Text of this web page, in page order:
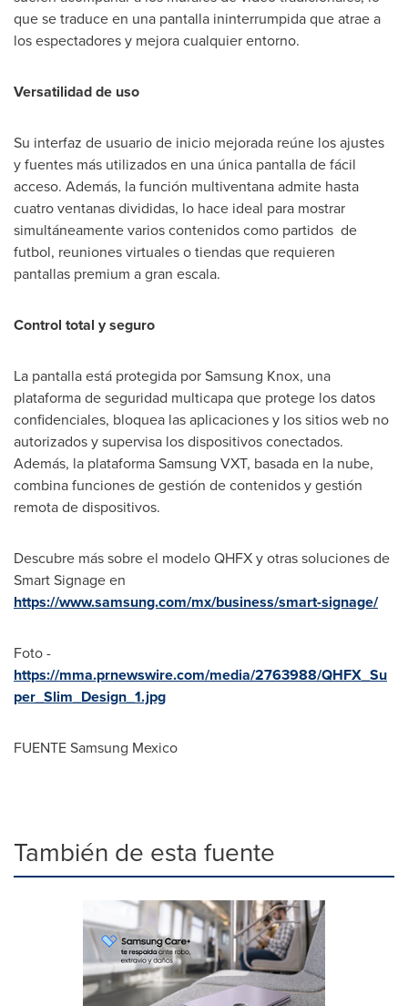
que se traduce en una pantalla ininterrumpida que atrae a
los espectadores y mejora cualquier entorno.
Versatilidad de uso
Su interfaz de usuario de inicio mejorada reúne los ajustes
y fuentes más utilizados en una única pantalla de fácil
acceso. Además, la función multiventana admite hasta
cuatro ventanas divididas, lo hace ideal para mostrar
simultáneamente varios contenidos como partidos de
futbol, reuniones virtuales o tiendas que requieren
pantallas premium a gran escala.
Control total y seguro
La pantalla está protegida por Samsung Knox, una
plataforma de seguridad multicapa que protege los datos
confidenciales, bloquea las aplicaciones y los sitios web no
autorizados y supervisa los dispositivos conectados.
Además, la plataforma Samsung VXT, basada en la nube,
combina funciones de gestión de contenidos y gestión
remota de dispositivos.
Descubre más sobre el modelo QHFX y otras soluciones de
Smart Signage en
https://www.samsung.com/mx/business/smart-signage/
Foto -
https://mma.prnewswire.com/media/2763988/QHFX_Su
per_Slim_Design_1.jpg
FUENTE Samsung Mexico
También de esta fuente